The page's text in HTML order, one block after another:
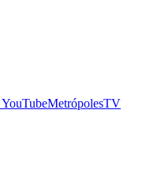
YouTubeMetrópolesTV